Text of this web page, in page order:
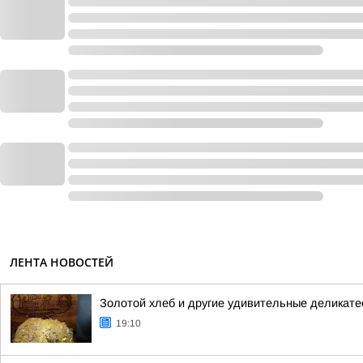
ЛЕНТА НОВОСТЕЙ
Золотой хлеб и другие удивительные
19:10